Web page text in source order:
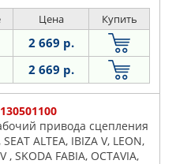
Цена Купить
2 669 р.
2 669 р.
привода сцепления
ALTEA, IBIZA V, LEON,
, SKODA FABIA, OCTAVIA,